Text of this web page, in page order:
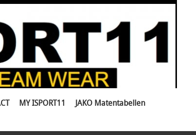
MY ISPORT11
JAKO Matentabellen